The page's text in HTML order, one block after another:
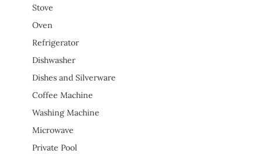
Stove
Oven
Refrigerator
Dishwasher
Dishes and Silverware
Coffee Machine
Washing Machine
Microwave
Private Pool